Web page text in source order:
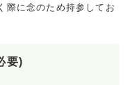
際に念のため持参してお
要)